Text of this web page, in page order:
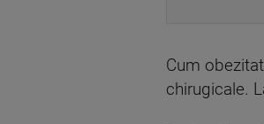
Cum
chirugicale.